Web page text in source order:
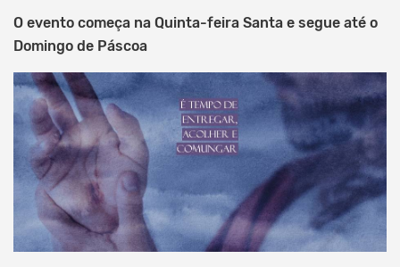
O evento começa na Quinta-feira Santa e segue até o
Domingo de Páscoa